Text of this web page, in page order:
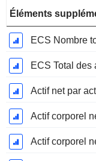
Éléments
ECS Total des
Actif net par
Actif corporel
Actif corporel